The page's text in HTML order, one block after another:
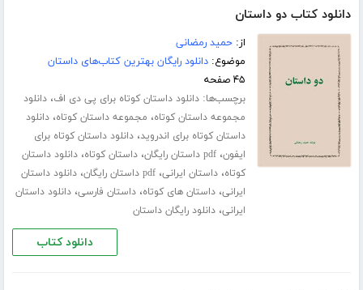
دانلود کتاب دو داستان
از:حمید رمضانی
موضوع:دانلود رایگان بهترین کتاب‌های داستان
۴۵ صفحه
برچسب‌ها:دانلود داستان کوتاه برای پی دی اف،دانلود
مجموعه داستان کوتاه، مجموعه داستان کوتاه،دانلود
داستان کوتاه برای اندروید،دانلود داستان کوتاه برای
ایفون،pdf داستان رایگان ،داستان کوتاه،دانلود داستان
کوتاه،داستان ایرانی،pdf داستان رایگان ،دانلود داستان
ایرانی،داستان های کوتاه،داستان فارسی،دانلود داستان
ایرانی،دانلود رایگان داستان
دانلود کتاب